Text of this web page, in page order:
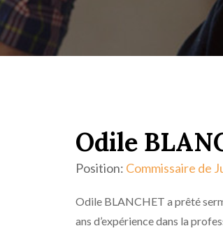
Odile
Position: Commissaire de
Odile BLANCHET a prêté
ans d’expérience dans la